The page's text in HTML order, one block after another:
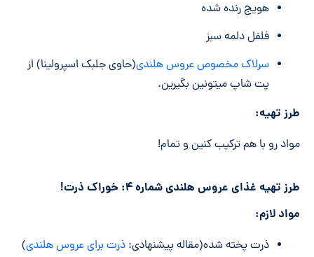
هویج رنده شده
فلفل دلمه سبز
سرلاک مخصوص عروس هلندی(حاوی جلبک اسپرولینا) از
پت شاپ میتونین بگیرین.
طرز تهیه:
مواد رو با هم ترکیب کنین و تمام!
طرز تهیه غذای عروس هلندی شماره ۴: خوراک ذرت!
مواد لازم:
ذرت پخته شده(مقاله پیشنهادی: ذرت برای عروس هلندی)